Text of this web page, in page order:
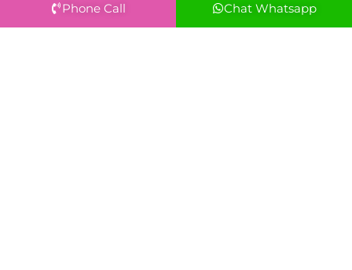
Phone Call Chat Whatsapp